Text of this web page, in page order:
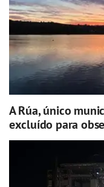
A Rúa, único
excluído para